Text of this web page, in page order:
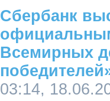
Сбербанк
Всемирных
03:14,